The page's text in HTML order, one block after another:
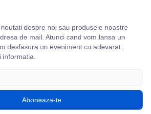
despre noi sau produsele noastre
de mail. Atunci cand vom lansa un
desfasura un eveniment cu adevarat